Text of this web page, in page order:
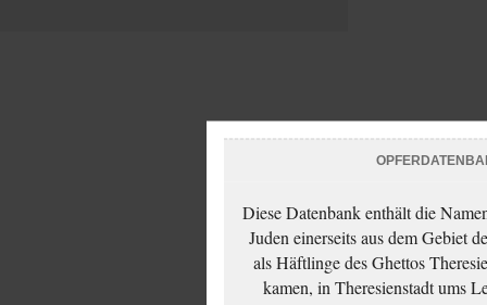
Diese Datenbank enthält die
Juden einerseits aus dem Gebiet
als Häftlinge des Ghettos
kamen, in Theresienstadt ums